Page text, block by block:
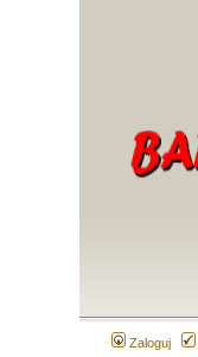
Zaloguj